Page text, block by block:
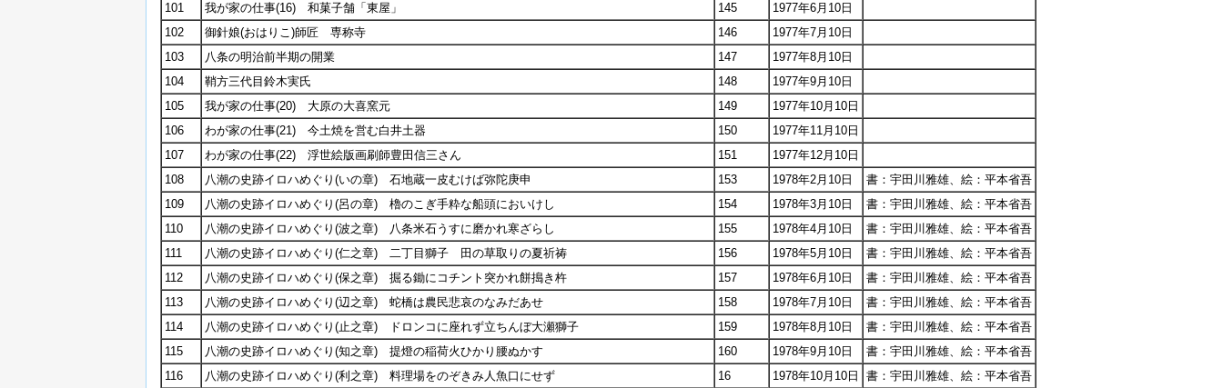
101
我が家の仕事(16) 和菓子舗「東屋」 145
1977年6月10日
102
御針娘(おはりこ)師匠 専称寺 146
1977年7月10日
103
八条の明治前半期の開業 147
1977年8月10日
104
鞘方三代目鈴木実氏 148
1977年9月10日
105
我が家の仕事(20) 大原の大喜窯元 149
1977年10月10日
106
わが家の仕事(21) 今土焼を営む白井土器 150
1977年11月10日
107
わが家の仕事(22) 浮世絵版画刷師豊田信三さん 151
1977年12月10日
108
八潮の史跡イロハめぐり(いの章) 石地蔵一皮むけば弥陀庚申 153 1978年2月10日
書：宇田川雅雄、絵：平本省吾
109
八潮の史跡イロハめぐり(呂の章) 櫓のこぎ手粋な船頭においけし 154 1978年3月10日
書：宇田川雅雄、絵：平本省吾
110
八潮の史跡イロハめぐり(波之章) 八条米石うすに磨かれ寒ざらし 155 1978年4月10日
書：宇田川雅雄、絵：平本省吾
111
八潮の史跡イロハめぐり(仁之章) 二丁目獅子 田の草取りの夏祈祷 156 1978年5月10日
書：宇田川雅雄、絵：平本省吾
112
八潮の史跡イロハめぐり(保之章) 掘る鋤にコチント突かれ餅搗き杵 157 1978年6月10日
書：宇田川雅雄、絵：平本省吾
113
八潮の史跡イロハめぐり(辺之章) 蛇橋は農民悲哀のなみだあせ 158 1978年7月10日
書：宇田川雅雄、絵：平本省吾
114
八潮の史跡イロハめぐり(止之章) ドロンコに座れず立ちんぼ大瀬獅子 159 1978年8月10日
書：宇田川雅雄、絵：平本省吾
115
八潮の史跡イロハめぐり(知之章) 提燈の稲荷火ひかり腰ぬかす 160 1978年9月10日
書：宇田川雅雄、絵：平本省吾
116
八潮の史跡イロハめぐり(利之章) 料理場をのぞきみ人魚口にせず 16 1978年10月10日 書：宇田川雅雄、絵：平本省吾